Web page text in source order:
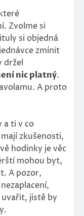
Zvolme si
si objedná
zmínit
držel
nic platný.
A proto
a ti v co
zkušenosti,
hodinky je věc
mohou byt,
A pozor,
jistě by